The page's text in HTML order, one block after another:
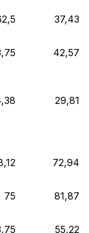
37,43
42,57
29,81
72,94
75 81,87
55,22